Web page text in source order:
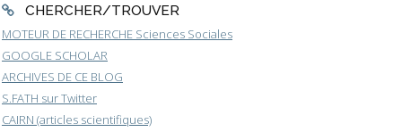
CHERCHER/TROUVER
MOTEUR DE RECHERCHE Sciences Sociales
GOOGLE SCHOLAR
ARCHIVES DE CE BLOG
S.FATH sur Twitter
CAIRN (articles scientifiques)